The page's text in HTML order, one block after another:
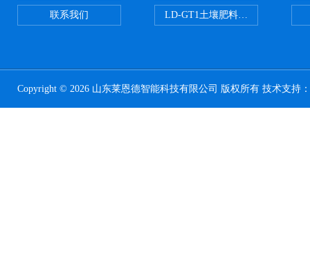
联系我们 LD-GT1土壤肥料养分检测仪
Copyright © 2026 山东莱恩德智能科技有限公司 版权所有 技术支持：